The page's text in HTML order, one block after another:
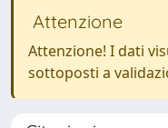
Attenzione
Attenzione! I dati
sottoposti a